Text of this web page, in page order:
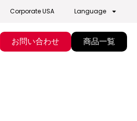
Corporate USA Language
お問い合わせ 商品一覧